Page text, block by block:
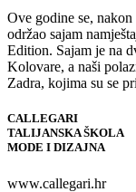
Ove godine se,
održao sajam
Edition. Sajam je na
Kolovare, a naši
Zadra, kojima su se
CALLEGARI
TALIJANSKA ŠKOLA
MODE I DIZAJNA
www.callegari.hr